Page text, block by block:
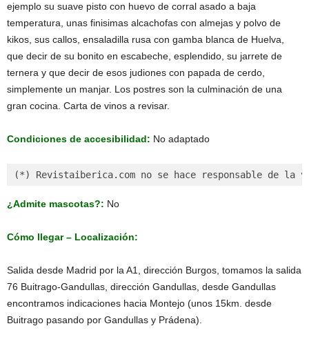
ejemplo su suave pisto con huevo de corral asado a baja
temperatura, unas finisimas alcachofas con almejas y polvo de
kikos, sus callos, ensaladilla rusa con gamba blanca de Huelva,
que decir de su bonito en escabeche, esplendido, su jarrete de
ternera y que decir de esos judiones con papada de cerdo,
simplemente un manjar. Los postres son la culminación de una
gran cocina. Carta de vinos a revisar.
Condiciones de accesibilidad: No adaptado
(*) Revistaiberica.com no se hace responsable de
¿Admite mascotas?: No
Cómo llegar – Localización:
Salida desde Madrid por la A1, dirección Burgos, tomamos la salida
76 Buitrago-Gandullas, dirección Gandullas, desde Gandullas
encontramos indicaciones hacia Montejo (unos 15km. desde
Buitrago pasando por Gandullas y Prádena).